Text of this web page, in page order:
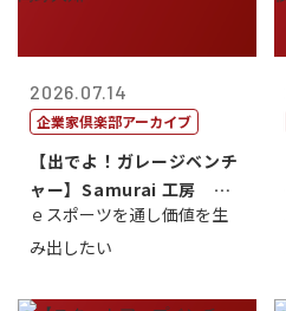
2026.07.14
企業家倶楽部アーカイブ
【出でよ！ガレージベンチ
ャー】Samurai 工房 代
表取締...
ｅスポーツを通し価値を生
み出したい